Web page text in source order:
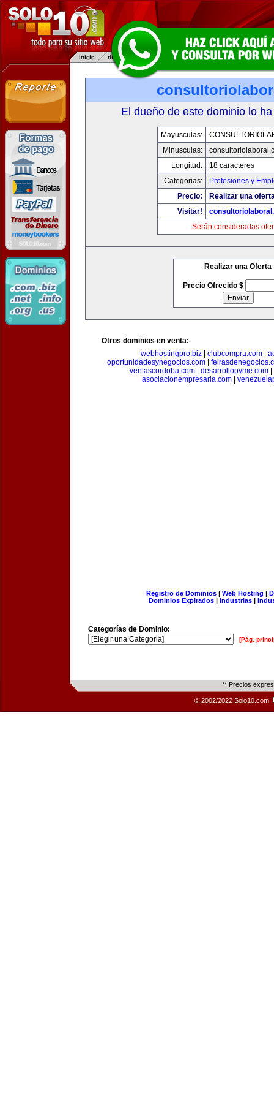
El dueño de este dominio lo
Mayusculas:
Minusculas:
Longitud:
18 caracteres
Categorias:
Profesiones y
Precio:
Realizar una
Visitar!
Serán consideradas
Realizar una Oferta
Precio Ofrecido $
Otros dominios en venta:
webhostingpro.biz| clubcompra.com|
oportunidadesynegocios.com|
ventascordoba.com| desarrollopyme.com|
asociacionempresaria.com
Registro de Dominios| Web Hosting |
Dominios Expirados | Industrias |
Categorías de Dominio:
[Pág.
** Precios
© 2002/2022 Solo10.com